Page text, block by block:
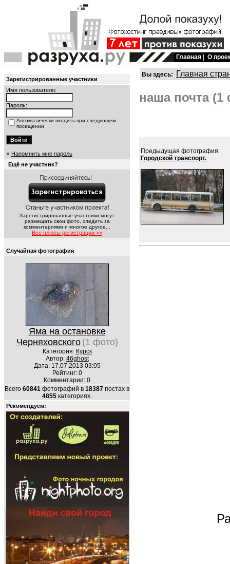
Главная О
Зарегистрированные участники
Имя пользователя:
Пароль:
Автоматически входить при следующем
посещении
» Напомнить мне пароль
Ещё не участник?
Зарегистрированные участники могут
размещать свои фото, следить за
комментариями и многое другое...
Все плюсы регистрации >>
Случайная фотография
Яма на остановке
Черняховского (1 фото)
Категория: Курск
Автор: 46ghost
Дата: 17.07.2013 03:05
Рейтинг: 0
Комментарии: 0
Всего 60841 фотографий в 18387 постах в
4855 категориях.
Рекомендуем:
Вы здесь: Главная
наша почта (1
Предыдущая фотография:
Городской транспорт.